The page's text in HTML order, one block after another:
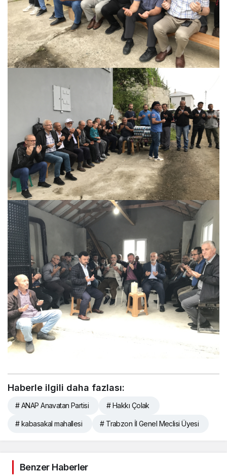
y
e
Haberle ilgili daha fazlası:
# ANAP Anavatan Partisi # Hakkı Çolak
# kabasakal mahallesi # Trabzon İl Genel Meclisi Üyesi
Benzer Haberler